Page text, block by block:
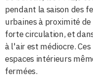
pendant la saison des
urbaines à proximité
forte circulation, et
à l'air est médiocre.
espaces intérieurs
fermées.